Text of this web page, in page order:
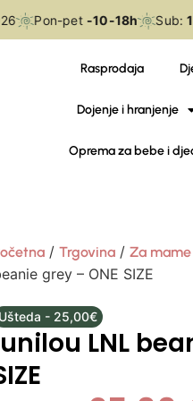
Pon-pet-10-18h Sub:
Rasprodaja
Dojenje i hranjenje
Oprema za bebe i
/ Trgovina / Za mame
grey – ONE SIZE
Ušteda - 25,00€
LNL